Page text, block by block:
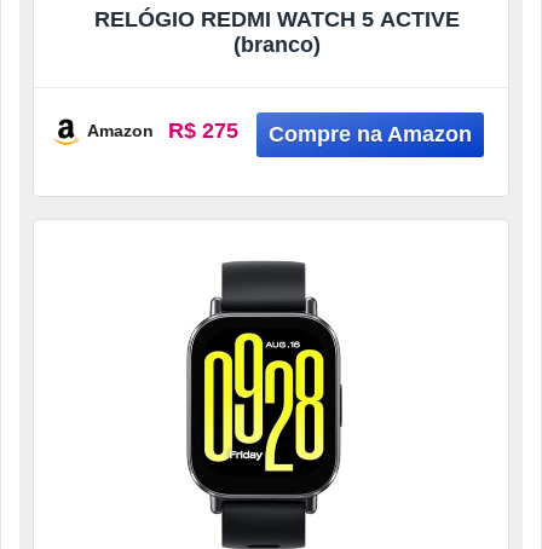
RELÓGIO REDMI WATCH 5 ACTIVE
(branco)
Amazon R$ 275